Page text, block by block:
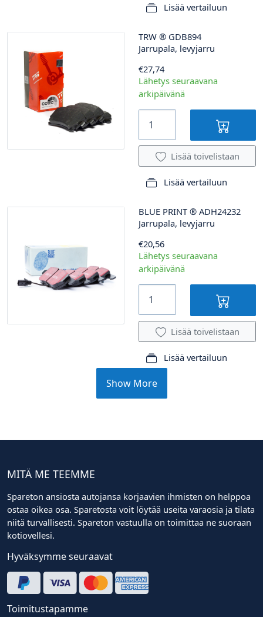
Lisää vertailuun
TRW ® GDB894
Jarrupala, levyjarru
€27,74
Lähetys seuraavana
arkipäivänä
Lisää toivelistaan
Lisää vertailuun
BLUE PRINT ® ADH24232
Jarrupala, levyjarru
€20,56
Lähetys seuraavana
arkipäivänä
Lisää toivelistaan
Lisää vertailuun
Show More
MITÄ ME TEEMME
Spareton ansiosta autojansa korjaavien ihmisten on helppoa
ostaa oikea osa. Sparetosta voit löytää useita varaosia ja tilata
niitä turvallisesti. Spareton vastuulla on toimittaa ne suoraan
kotiovellesi.
Hyväksymme seuraavat
Toimitustapamme